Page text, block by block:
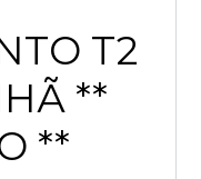
T2
**
**